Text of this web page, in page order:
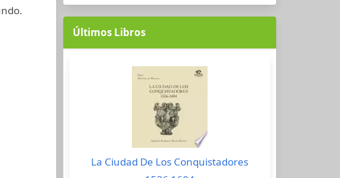
Últimos Libros
La Ciudad De Los Conquistadores